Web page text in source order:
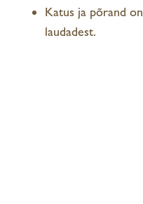
Katus ja põrand
laudadest.